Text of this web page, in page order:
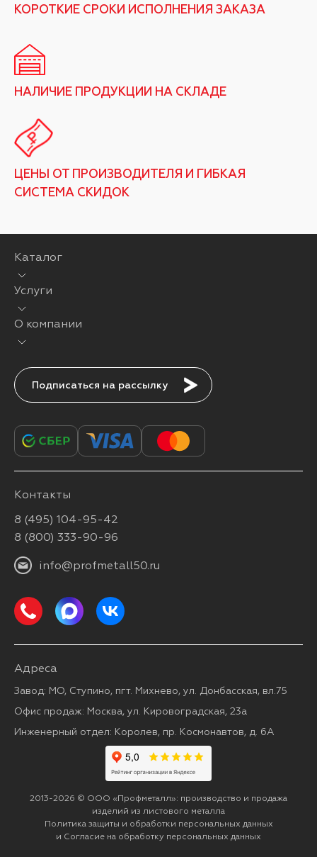
КОРОТКИЕ СРОКИ ИСПОЛНЕНИЯ ЗАКАЗА
НАЛИЧИЕ ПРОДУКЦИИ НА СКЛАДЕ
ЦЕНЫ ОТ ПРОИЗВОДИТЕЛЯ И ГИБКАЯ
СИСТЕМА СКИДОК
Каталог
Услуги
О компании
Подписаться
Контакты
8 (495) 104-95-42
8 (800) 333-90-96
info@profmetall50.ru
Адреса
Завод: МО, Ступино, пгт. Михнево, ул. Донбасская, вл.75
Офис продаж: Москва, ул. Кировоградская, 23а
Инженерный отдел: Королев, пр. Космонавтов, д. 6А
2013-2026 © ООО «Профметалл»: производство и продажа
изделий из листового металла
Политика защиты и обработки персональных данных
и Согласие на обработку персональных данных